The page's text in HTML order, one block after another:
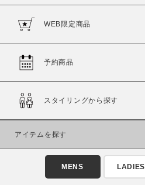
WEB限定商品
予約商品
スタイリングから探す
アイテムを探す
MENS LADIES